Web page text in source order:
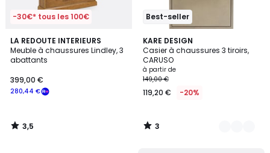
-30€* tous les 100€
LA REDOUTE INTERIEURS
Meuble à chaussures Lindley, 3
abattants
280,44 €
399,00 €
3,5
/ 5
3,5
/
Best-seller
KARE DESIGN
Casier à chaussures 3 tiroirs,
CARUSO
à partir de
149,00 €
119,20 € -20%
3
/
5
14
Couleurs
3
/